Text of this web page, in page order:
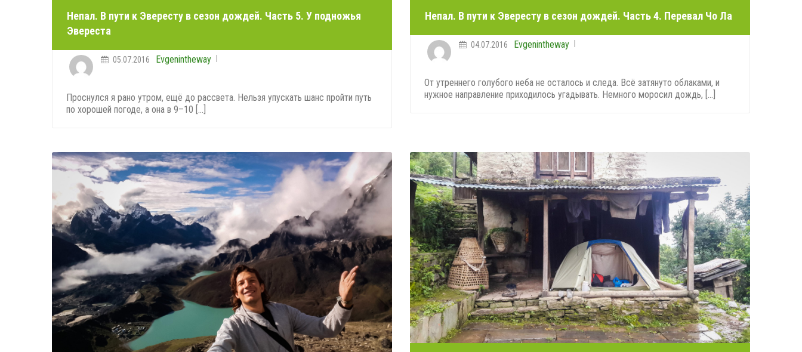
Непал. В пути к Эвересту в сезон дождей. Часть 5. У подножья
Эвереста
Evgenintheway
05.07.2016
Проснулся я рано утром, ещё до рассвета. Нельзя упускать шанс пройти путь
по хорошей погоде, а она в 9–10 [...]
Непал. В пути к Эвересту в сезон дождей. Часть 4. Перевал Чо Ла
Evgenintheway
04.07.2016
От утреннего голубого неба не осталось и следа. Всё затянуто облаками, и
нужное направление приходилось угадывать. Немного моросил дождь, [...]